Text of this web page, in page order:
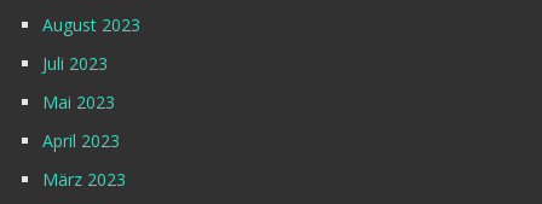
August 2023
Juli 2023
Mai 2023
April 2023
März 2023